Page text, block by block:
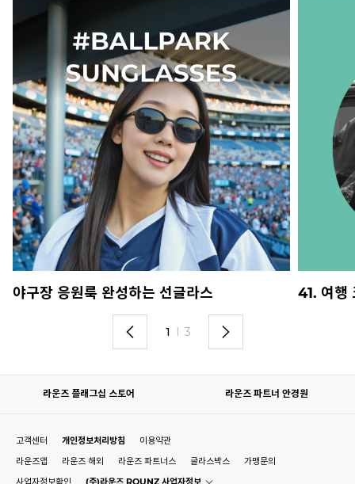
야구장 응원룩 완성하는 선글라스 41. 여행
1 I 3
라운즈 플래그십 스토어 라운즈 파트너 안경원
고객센터 개인정보처리방침
이용약관
라운즈앱
라운즈 해외 라운즈 파트너스 글라스박스
가맹문의